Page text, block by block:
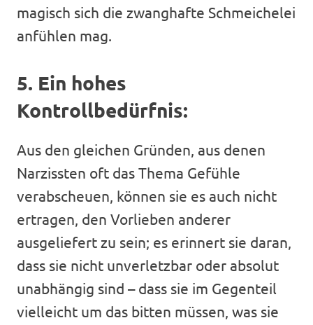
magisch sich die zwanghafte Schmeichelei
anfühlen mag.
5. Ein hohes
Kontrollbedürfnis:
Aus den gleichen Gründen, aus denen
Narzissten oft das Thema Gefühle
verabscheuen, können sie es auch nicht
ertragen, den Vorlieben anderer
ausgeliefert zu sein; es erinnert sie daran,
dass sie nicht unverletzbar oder absolut
unabhängig sind – dass sie im Gegenteil
vielleicht um das bitten müssen, was sie